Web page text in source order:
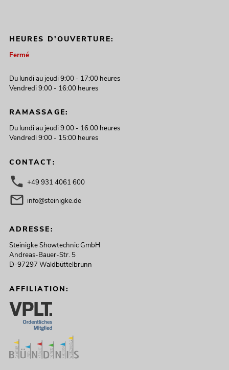
HEURES D'OUVERTURE:
Fermé
Du lundi au jeudi 9:00 - 17:00 heures
Vendredi 9:00 - 16:00 heures
RAMASSAGE:
Du lundi au jeudi 9:00 - 16:00 heures
Vendredi 9:00 - 15:00 heures
CONTACT:
+49 931 4061 600
info@steinigke.de
ADRESSE:
Steinigke Showtechnic GmbH
Andreas-Bauer-Str. 5
D-97297 Waldbüttelbrunn
AFFILIATION: